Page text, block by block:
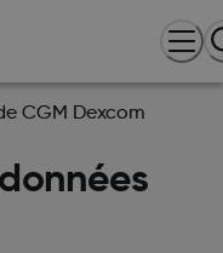
CGM Dexcom